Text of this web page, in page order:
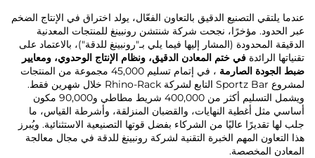
عندما يلتقي التصنيع الدقيق بالتعاون الفعّال، يولد اختراق في الإنتاج الضخم
عبر الحدود. مؤخرًا، نجحت شركة شنتشن رونبينغ للمنتجات المعدنية
الدقيقة المحدودة (المشار إليها فيما يلي بـ"رونبينغ للدقة")، بالاعتماد على
تقنياتها الرائدةفي ختم المعادن الدقيق، ونظام الإنتاج الوحدوي، ومعايير
ضبط الجودة الصارمة
، في إتمام تسليم 45,000 مجموعة من المنتجات
لمشروع Sportz Bar التابع لشركة Rhino-Rack خلال شهرين فقط.
ويشمل التسليم أكثر من 400,000 شريط مطاطي و90,000 مكون
أساسي مثل أغطية النهايات، والقضبان المنزلقة، وأشرطة القياس، ما
جلب لها تقديرًا عاليًا من الشركاء بفضل قوتها التصنيعية الاستثنائية. ويُبرز
هذا التعاون المهم الخبرة التقنية لشركة رونبينغ للدقة في مجال معالجة
المعادن المخصصة.